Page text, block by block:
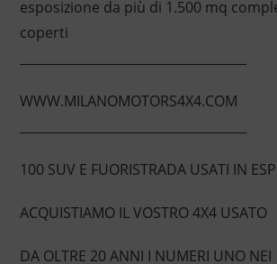
esposizione da più di 1.500 mq
coperti
WWW.MILANOMOTORS4X4.COM
100 SUV E FUORISTRADA USATI IN
ACQUISTIAMO IL VOSTRO 4X4 USATO
DA OLTRE 20 ANNI I NUMERI UNO NEI